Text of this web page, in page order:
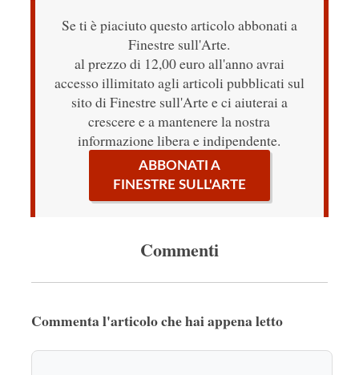
Se ti è piaciuto questo articolo abbonati a
Finestre sull'Arte.
al prezzo di 12,00 euro all'anno avrai
accesso illimitato agli articoli pubblicati sul
sito di Finestre sull'Arte e ci aiuterai a
crescere e a mantenere la nostra
informazione libera e indipendente.
ABBONATI A
FINESTRE SULL'ARTE
Commenti
Commenta l'articolo che hai appena letto